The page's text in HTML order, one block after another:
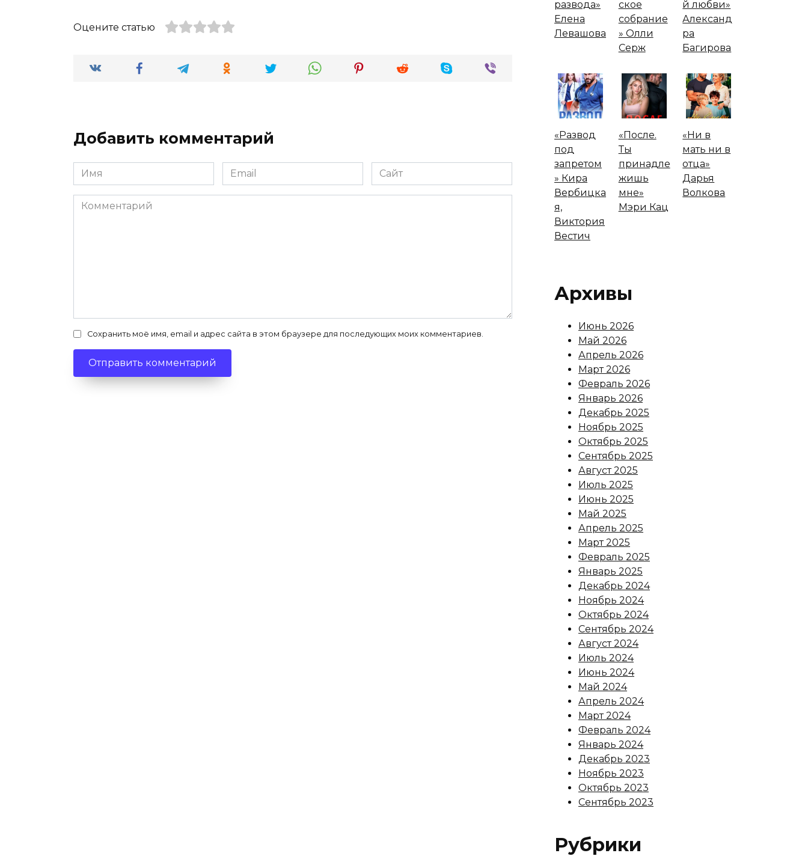
Оцените статью
Добавить комментарий
Имя
*
Email
*
Сайт
Комментарий
Сохранить моё имя, email и адрес сайта в этом браузере для последующих моих комментариев.
развода»
Елена
Левашова
ское
собрание
» Олли
Серж
й любви»
Александ
ра
Багирова
«Развод
под
запретом
» Кира
Вербицка
я,
Виктория
Вестич
«После.
Ты
принадле
жишь
мне»
Мэри Кац
«Ни в
мать ни в
отца»
Дарья
Волкова
Архивы
Июнь 2026
Май 2026
Апрель 2026
Март 2026
Февраль 2026
Январь 2026
Декабрь 2025
Ноябрь 2025
Октябрь 2025
Сентябрь 2025
Август 2025
Июль 2025
Июнь 2025
Май 2025
Апрель 2025
Март 2025
Февраль 2025
Январь 2025
Декабрь 2024
Ноябрь 2024
Октябрь 2024
Сентябрь 2024
Август 2024
Июль 2024
Июнь 2024
Май 2024
Апрель 2024
Март 2024
Февраль 2024
Январь 2024
Декабрь 2023
Ноябрь 2023
Октябрь 2023
Сентябрь 2023
Рубрики